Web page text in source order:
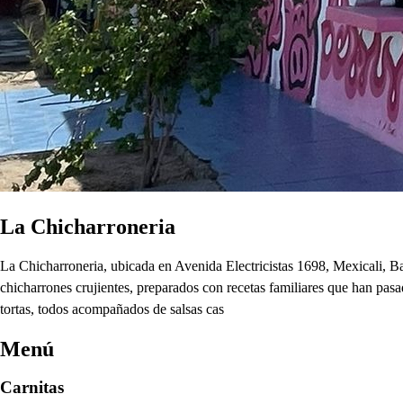
La Chicharroneria
La Chicharroneria, ubicada en Avenida Electricistas 1698, Mexicali,
chicharrones crujientes, preparados con recetas familiares que han
tortas, todos acompañados de salsas cas
Menú
Carnitas